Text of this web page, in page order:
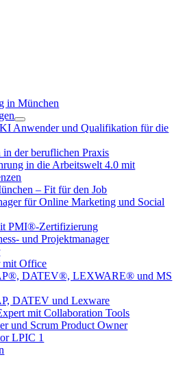
in München
Anwender und Qualifikation für die
der beruflichen Praxis
in die Arbeitswelt 4.0 mit
– Fit für den Job
für Online Marketing und Social
PMI®-Zertifizierung
und Projektmanager
mit Office
DATEV®, LEXWARE® und MS
DATEV und Lexware
mit Collaboration Tools
und Scrum Product Owner
LPIC 1